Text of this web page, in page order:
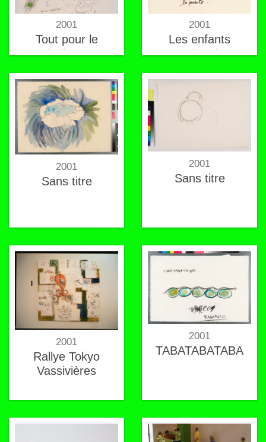
2001
Tout pour le
challenge
2001
Les enfants
moulent les
2001
Sans titre
2001
Sans titre
2001
Rallye Tokyo
Vassivières
2001
TABATABATABA